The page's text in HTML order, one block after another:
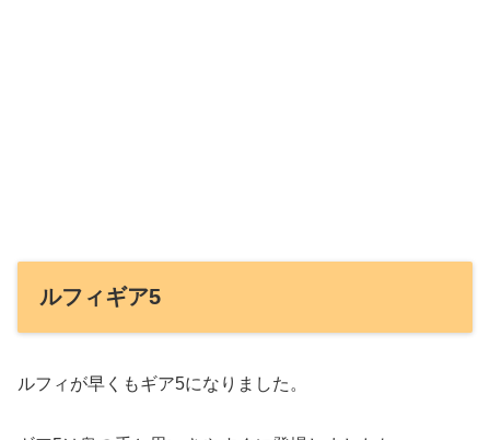
ルフィギア5
ルフィが早くもギア5になりました。